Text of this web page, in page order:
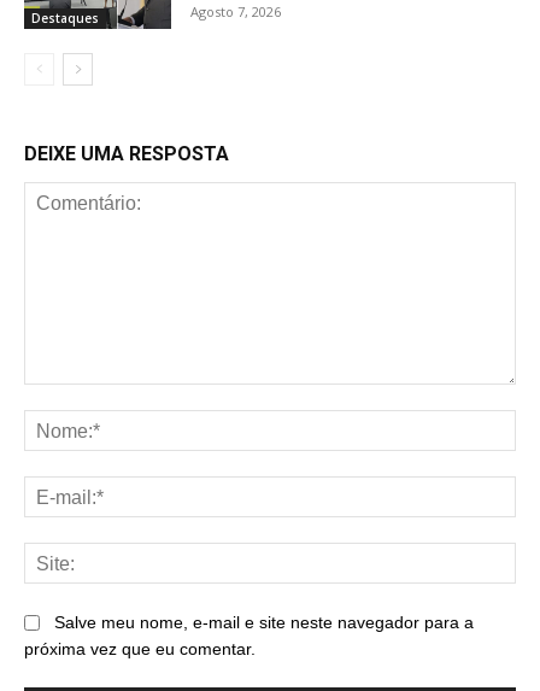
Destaques Agosto 7, 2026
DEIXE UMA RESPOSTA
Salve meu nome, e-mail e site neste navegador para a
próxima vez que eu comentar.